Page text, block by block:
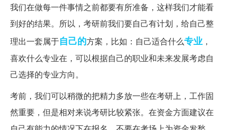
我们在做每一件事情之前都要有所准备，这样我们才能看
到好的结果。所以，考研前我们要自己有计划，给自己整
理出一套属于自己的方案，比如：自己适合什么专业 ，
喜欢什么专业在，可以根据自己的职业和未来发展考虑自
己选择的专业方向。
考前，我们可以稍微的把精力多放一些在考研上，工作固
然重要，但是相对来说考研比较紧张。在资金方面建议在